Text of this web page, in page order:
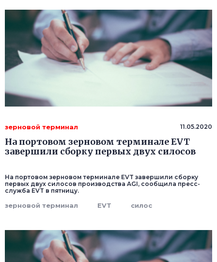
зерновой терминал 11.05.2020
На портовом зерновом терминале EVT
завершили сборку первых двух силосов
На портовом зерновом терминале EVT завершили сборку
первых двух силосов производства AGI, сообщила пресс-
служба EVT в пятницу.
зерновой терминал EVT силос